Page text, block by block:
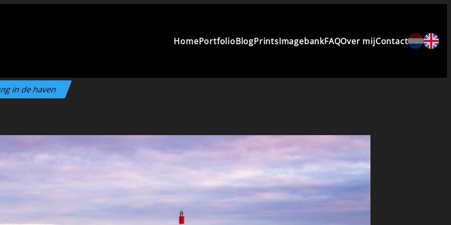
HomePortfolioBlogPrintsImagebankFAQOver mijContact
in de haven